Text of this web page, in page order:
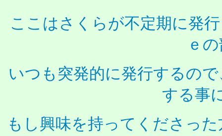
ここはさくらが不定期に発
ｅ
いつも突発的に発行するの
する事
もし興味を持ってくださっ